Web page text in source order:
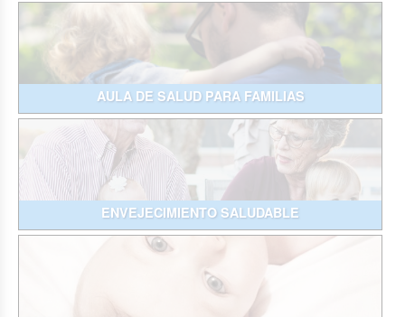
AULA DE SALUD PARA FAMILIAS
ENVEJECIMIENTO SALUDABLE